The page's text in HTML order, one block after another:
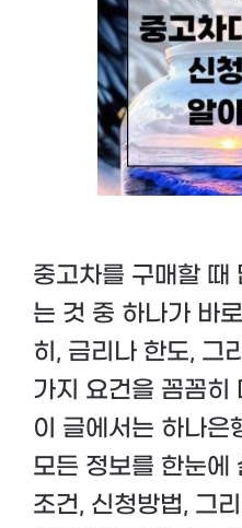
중고차를 구매할 때
는 것 중 하나가 바
히, 금리나 한도, 그
가지 요건을 꼼꼼히
이 글에서는 하나은
모든 정보를 한눈에
조건, 신청방법, 그